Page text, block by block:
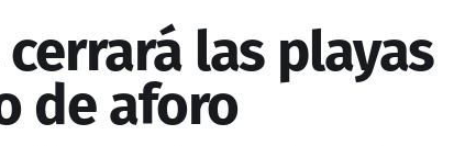
las playas
de aforo